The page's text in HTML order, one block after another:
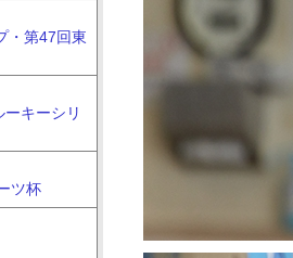
・第47回東
キーシリ
ツ杯